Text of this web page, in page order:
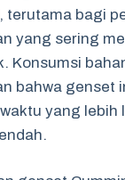
terutama bagi
yang sering
Konsumsi
bahwa genset
yang lebih